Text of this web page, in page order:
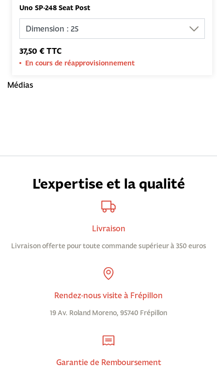
Uno SP-248 Seat Post
37,50 € TTC
En cours de réapprovisionnement
Médias
L'expertise et la qualité
Livraison
Livraison offerte pour toute commande supérieur à 350 euros
Rendez-nous visite à Frépillon
19 Av. Roland Moreno, 95740 Frépillon
Garantie de Remboursement